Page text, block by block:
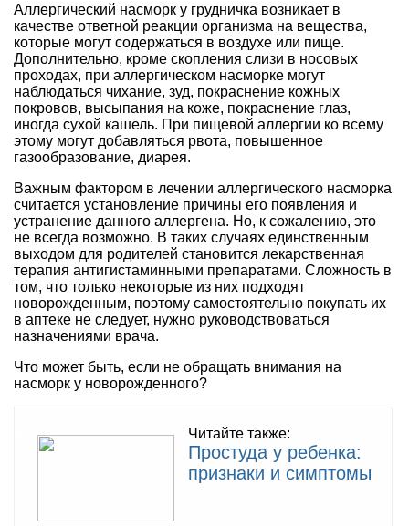
Аллергический насморк у грудничка возникает в
качестве ответной реакции организма на вещества,
которые могут содержаться в воздухе или пище.
Дополнительно, кроме скопления слизи в носовых
проходах, при аллергическом насморке могут
наблюдаться чихание, зуд, покраснение кожных
покровов, высыпания на коже, покраснение глаз,
иногда сухой кашель. При пищевой аллергии ко всему
этому могут добавляться рвота, повышенное
газообразование, диарея.
Важным фактором в лечении аллергического насморка
считается установление причины его появления и
устранение данного аллергена. Но, к сожалению, это
не всегда возможно. В таких случаях единственным
выходом для родителей становится лекарственная
терапия антигистаминными препаратами. Сложность в
том, что только некоторые из них подходят
новорожденным, поэтому самостоятельно покупать их
в аптеке не следует, нужно руководствоваться
назначениями врача.
Что может быть, если не обращать внимания на
насморк у новорожденного?
Читайте также:
Простуда у ребенка:
признаки и симптомы